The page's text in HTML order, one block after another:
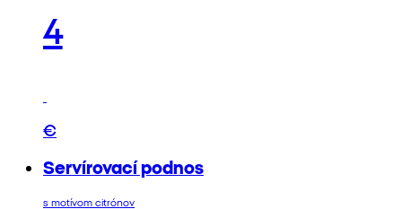
4
€
Servírovací podnos
s motívom citrónov